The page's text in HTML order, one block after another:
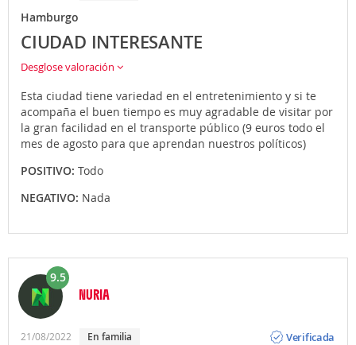
Hamburgo
CIUDAD INTERESANTE
Desglose valoración
Esta ciudad tiene variedad en el entretenimiento y si te
acompaña el buen tiempo es muy agradable de visitar por
la gran facilidad en el transporte público (9 euros todo el
mes de agosto para que aprendan nuestros políticos)
POSITIVO: Todo
NEGATIVO: Nada
9.5
NURIA
21/08/2022 En familia
Verificada